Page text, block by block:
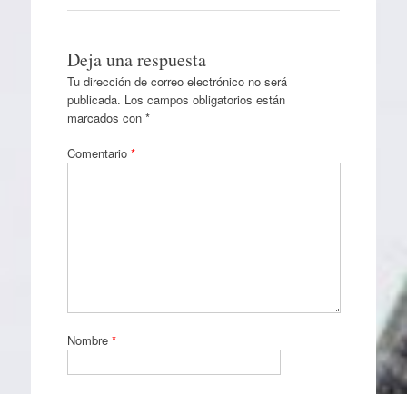
Deja una respuesta
Tu dirección de correo electrónico no será
publicada. Los campos obligatorios están
marcados con *
Comentario *
Nombre *